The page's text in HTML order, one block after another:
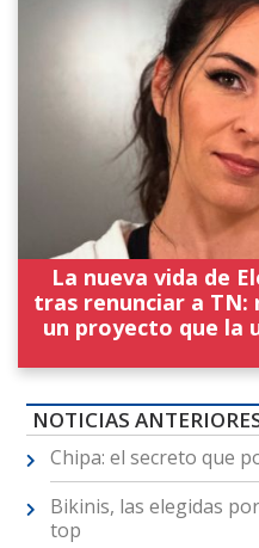
La nueva vida de
tras renunciar a TN:
un proyecto que la
NOTICIAS
Chipa: el secreto que
Bikinis, las elegidas
top